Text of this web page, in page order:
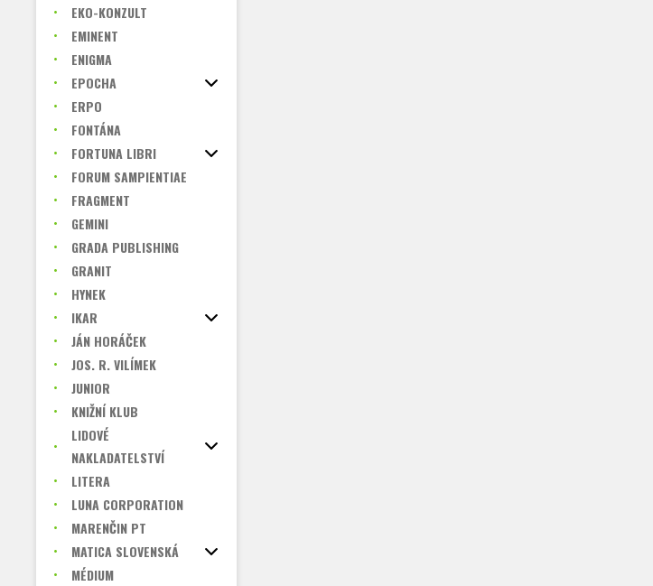
EKO-KONZULT
EMINENT
ENIGMA
EPOCHA
ERPO
FONTÁNA
FORTUNA LIBRI
FORUM SAMPIENTIAE
FRAGMENT
GEMINI
GRADA PUBLISHING
GRANIT
HYNEK
IKAR
JÁN HORÁČEK
JOS. R. VILÍMEK
JUNIOR
KNIŽNÍ KLUB
LIDOVÉ
NAKLADATELSTVÍ
LITERA
LUNA CORPORATION
MARENČIN PT
MATICA SLOVENSKÁ
MÉDIUM